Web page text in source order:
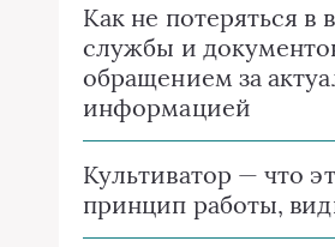
Как не потеряться в
службы и
обращением за
информацией
Культиватор — что
принцип работы,